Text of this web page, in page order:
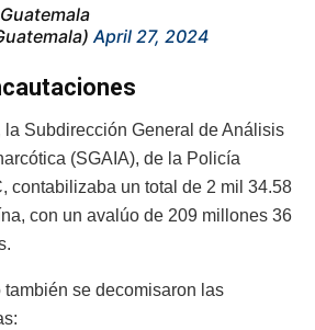
April 27, 2024
la Subdirección General de Análisis
(SGAIA), de la Policía
contabilizaba un total de 2 mil 34.58
con un avalúo de 209 millones 36
se decomisaron las